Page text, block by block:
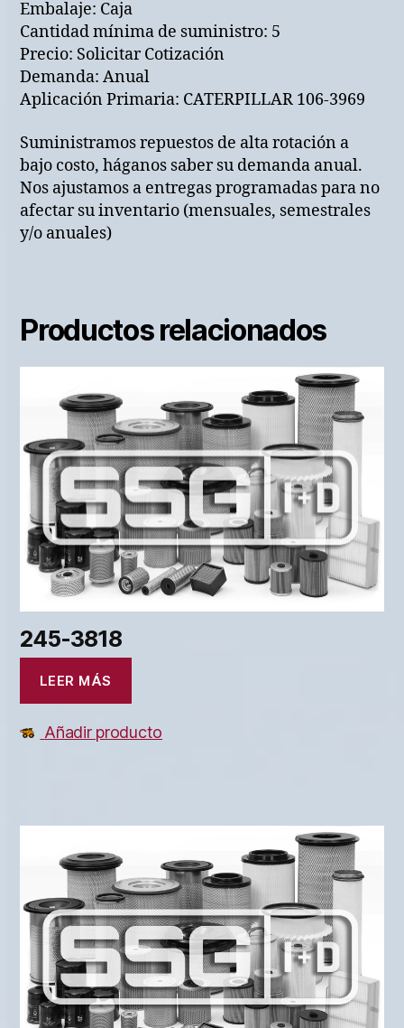
Embalaje: Caja
Cantidad mínima de suministro: 5
Precio: Solicitar Cotización
Demanda: Anual
Aplicación Primaria: CATERPILLAR 106-3969
Suministramos repuestos de alta rotación a
bajo costo, háganos saber su demanda anual.
Nos ajustamos a entregas programadas para no
afectar su inventario (mensuales, semestrales
y/o anuales)
Productos relacionados
245-3818
LEER MÁS
Añadir producto